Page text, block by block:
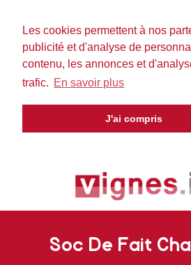
Les cookies permettent à nos
publicité et d'analyse de
contenu, les annonces et
trafic. En savoir plus
J'ai compris
Soc De Fait